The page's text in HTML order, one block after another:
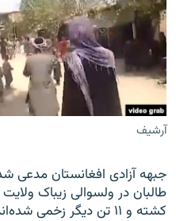
آرشیف
جبهه آزادی افغانستان مدعی
طالبان در ولسوالی زیباک
کشته و ۱۱ تن دیگر زخمی شده‌اند.